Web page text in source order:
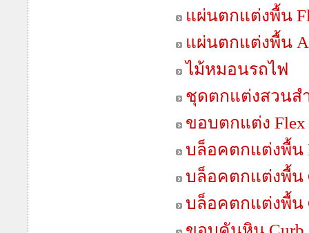
แผ่นตกแต่งพื้น
แผ่นตกแต่งพื้น
ไม้หมอนรถไฟ
ชุดตกแต่งสวนสำ
ขอบตกแต่ง Flex
บล็อคตกแต่งพื้น
บล็อคตกแต่งพื้น
บล็อคตกแต่งพื้น